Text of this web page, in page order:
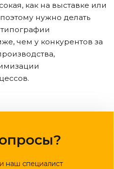
как на выставке или
нужно делать
типографии
чем у конкурентов за
наш специалист